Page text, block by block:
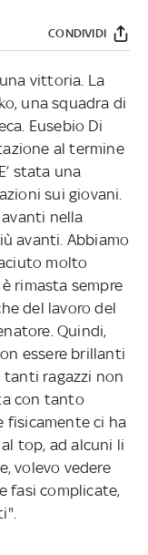
CONDIVIDI
vittoria. La
una squadra di
Eusebio Di
al termine
stata una
sui giovani.
nella
avanti. Abbiamo
molto
rimasta sempre
del lavoro del
Quindi,
essere brillanti
ragazzi non
con tanto
fisicamente ci ha
top, ad alcuni li
volevo vedere
fasi complicate,